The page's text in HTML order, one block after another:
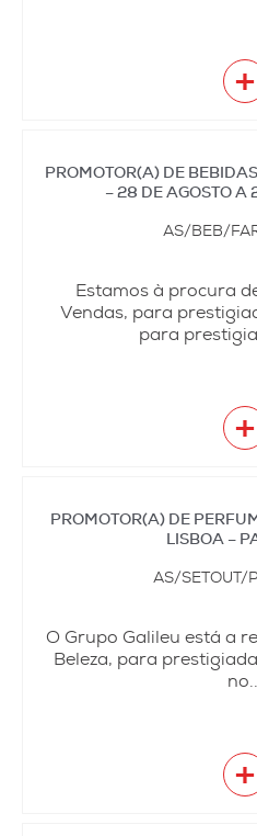
+
PROMOTOR(A) DE
– 28 DE AGOSTO A
AS/BEB/
Estamos à procura
Vendas, para
para
+
PROMOTOR(A) DE
LISBOA –
AS/SETOUT/
O Grupo Galileu está a
Beleza, para
+